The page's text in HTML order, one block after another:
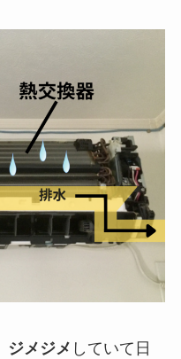
ジメジメ していて日